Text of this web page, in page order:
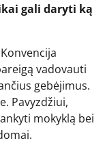
gali daryti ką
vadovauti
gebėjimus.
Pavyzdžiui,
mokyklą bei